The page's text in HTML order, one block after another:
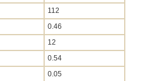
112
0.46
12
0.54
0.05